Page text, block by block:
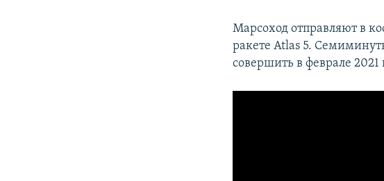
Марсоход отправляют в
ракете Atlas 5.
совершить в феврале 2021